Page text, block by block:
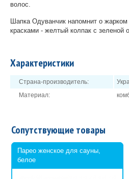
волос.
Шапка Одуванчик напомнит о
красками - желтый колпак с зеленой
Характеристики
Страна-производитель:
Материал:
Сопутствующие товары
Парео женское для сауны,
белое